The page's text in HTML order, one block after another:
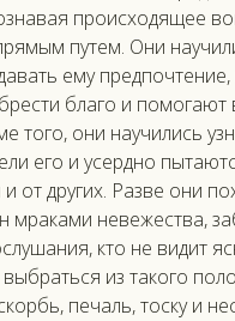
про­ис­хо­дящее
пу­тем. Они
ему пред­почте­ние,
бла­го и
то­го, они на­учи­лись
его и усер­дно
от дру­гих. Раз­ве они
мра­ками не­вежес­тва,
кто не ви­дит
из та­кого
пе­чаль, тос­ку и